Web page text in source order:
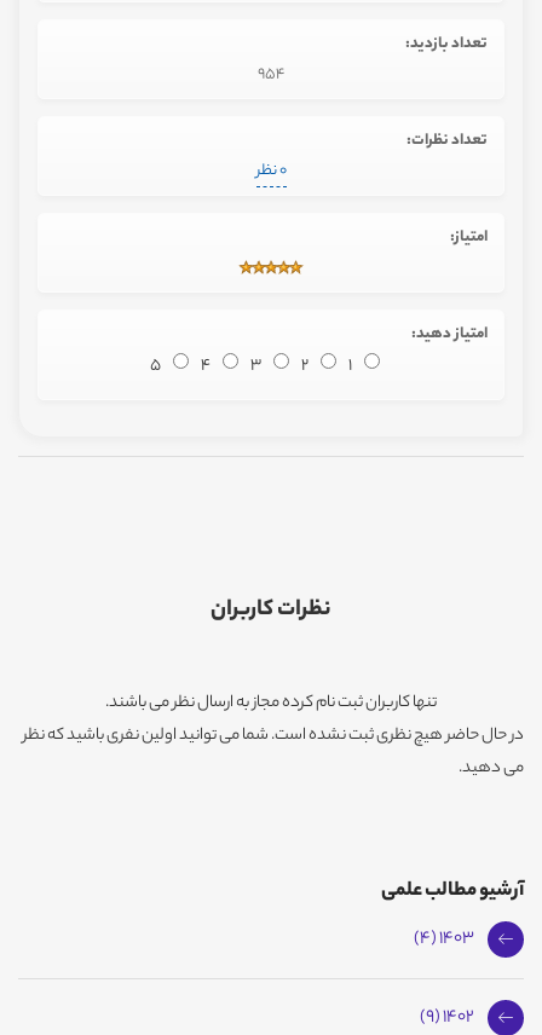
تعداد بازدید:
954
تعداد نظرات:
0 نظر
امتیاز:
امتیاز دهید:
1
2
3
4
5
نظرات کاربران
تنها کاربران ثبت نام کرده مجاز به ارسال نظر می باشند.
در حال حاضر هیچ نظری ثبت نشده است. شما می توانید اولین نفری باشید که نظر
می دهید.
آرشیو مطالب علمی
1403 (4)
1402 (9)